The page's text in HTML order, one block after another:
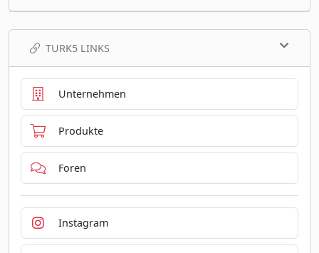
TURK5 LINKS
Unternehmen
Produkte
Foren
Instagram